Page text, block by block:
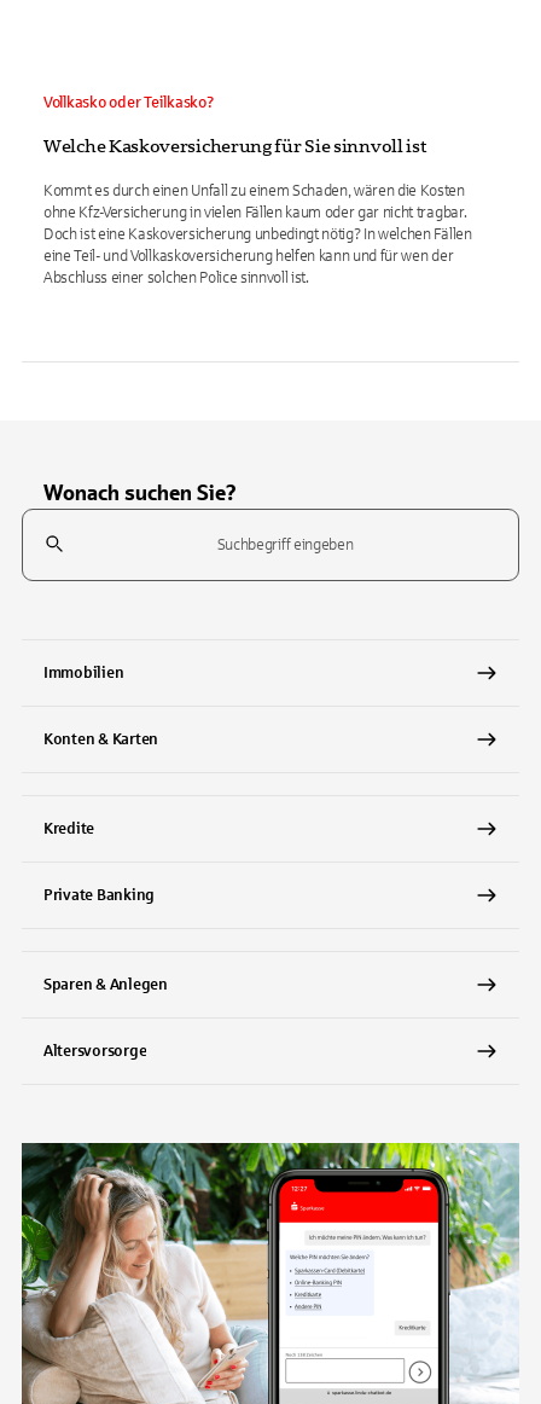
Vollkasko oder Teilkasko?
Welche Kaskoversicherung für Sie sinnvoll ist
Kommt es durch einen Unfall zu einem Schaden, wären die Kosten
ohne Kfz-Versicherung in vielen Fällen kaum oder gar nicht tragbar.
Doch ist eine Kaskoversicherung unbedingt nötig? In welchen Fällen
eine Teil- und Vollkaskoversicherung helfen kann und für wen der
Abschluss einer solchen Police sinnvoll ist.
Wonach suchen Sie?
Suchfeld
Immobilien
Konten & Karten
Kredite
Private Banking
Sparen & Anlegen
Altersvorsorge